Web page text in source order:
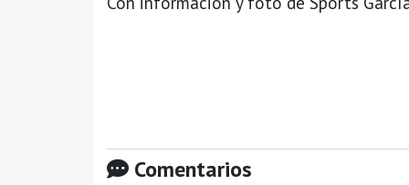
Comentarios